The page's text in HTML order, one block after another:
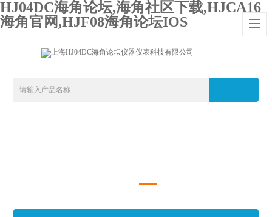
HJ04DC海角论坛,海角社区下载,HJCA16
海角官网,HJF08海角论坛IOS